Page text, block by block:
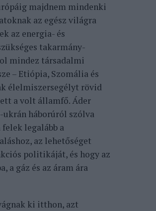
majdnem mindenki
az egész világra
az energia- és
takarmány-
mindez társadalmi
– Etiópia, Szomália és
élelmiszersegélyt rövid
a volt államfő. Áder
ukrán háborúról szólva
legalább a
az lehetőséget
politikáját, és hogy az
a gáz és az áram ára
ki itthon, azt